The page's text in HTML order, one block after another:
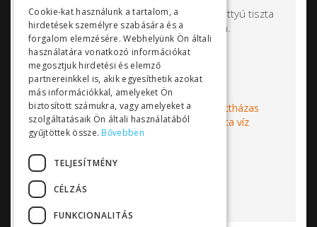
Vízszintes tengelyű osztottházas vízszivattyú tiszta
víz vagy kissé szennyezett víz szállítására.
Q max=1300 m3/h
Hmax=250 m
Címkék: Kirloskar vízszivattyú
osztottházas
szivattyú
szennyezett víz szivattyú
tiszta víz
szivattyú
ipari szivattyú
Bővebben...
Cookie-kat használunk a tartalom, a
hirdetések személyre szabására és a
forgalom elemzésére. Webhelyünk Ön általi
használatára vonatkozó információkat
megosztjuk hirdetési és elemző
partnereinkkel is, akik egyesíthetik azokat
más információkkal, amelyeket Ön
biztosított számukra, vagy amelyeket a
szolgáltatásaik Ön általi használatából
gyűjtöttek össze. Bővebben
TELJESÍTMÉNY
CÉLZÁS
FUNKCIONALITÁS